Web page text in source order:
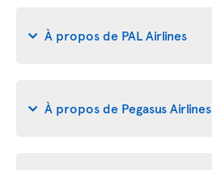
À propos de PAL Airlines
À propos de Pegasus Airlines